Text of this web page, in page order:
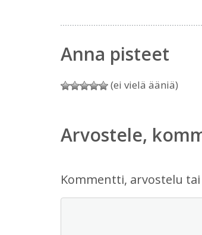
Anna pisteet
(ei vielä ääniä)
Arvostele,
Kommentti, arvostelu